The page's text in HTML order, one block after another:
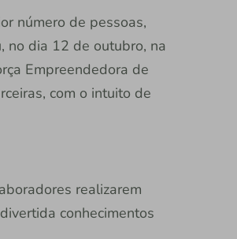
número de pessoas,
no dia 12 de outubro, na
Empreendedora de
com o intuito de
realizarem
conhecimentos